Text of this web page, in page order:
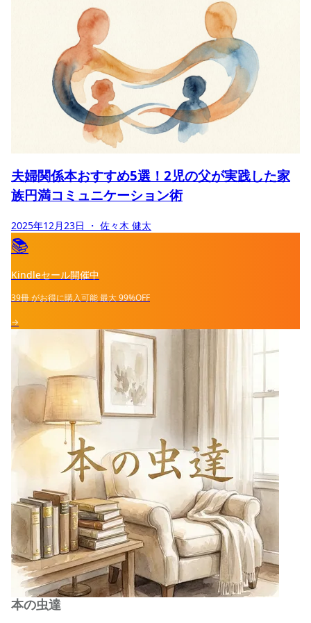
夫婦関係本おすすめ5選！2児の父が実践した家
族円満コミュニケーション術
2025年12月23日 ・ 佐々木 健太
📚
Kindleセール開催中
39冊がお得に購入可能最大99%OFF
→
本の虫達